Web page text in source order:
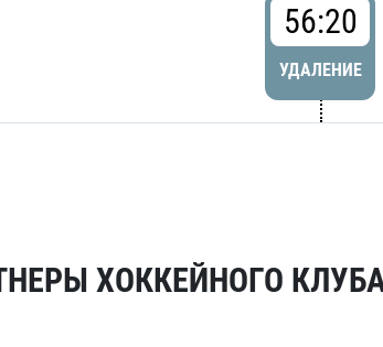
56:20
УДАЛЕНИЕ
ХОККЕЙНОГО КЛУБА